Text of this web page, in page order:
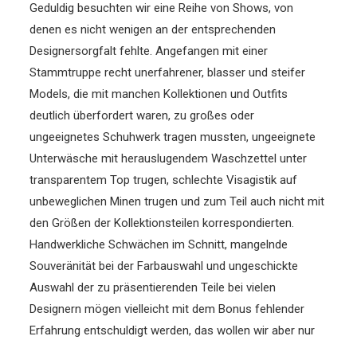
Geduldig besuchten wir eine Reihe von Shows, von
denen es nicht wenigen an der entsprechenden
Designersorgfalt fehlte. Angefangen mit einer
Stammtruppe recht unerfahrener, blasser und steifer
Models, die mit manchen Kollektionen und Outfits
deutlich überfordert waren, zu großes oder
ungeeignetes Schuhwerk tragen mussten, ungeeignete
Unterwäsche mit herauslugendem Waschzettel unter
transparentem Top trugen, schlechte Visagistik auf
unbeweglichen Minen trugen und zum Teil auch nicht mit
den Größen der Kollektionsteilen korrespondierten.
Handwerkliche Schwächen im Schnitt, mangelnde
Souveränität bei der Farbauswahl und ungeschickte
Auswahl der zu präsentierenden Teile bei vielen
Designern mögen vielleicht mit dem Bonus fehlender
Erfahrung entschuldigt werden, das wollen wir aber nur